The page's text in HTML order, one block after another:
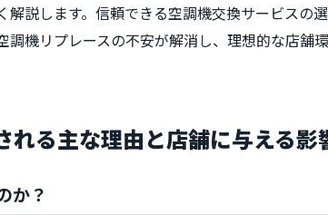
解説します。信頼できる空調機交換サービスの
機リプレースの不安が解消し、理想的な店舗
れる主な理由と店舗に与える影
か？